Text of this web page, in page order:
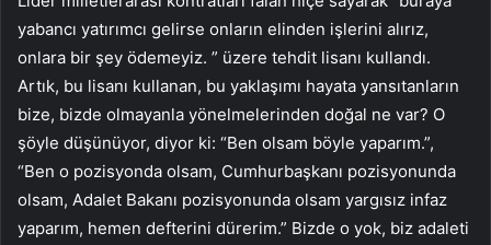
yabancı yatırımcı gelirse onların elinden işlerini alırız,
onlara bir şey ödemeyiz. ” üzere tehdit lisanı kullandı.
Artık, bu lisanı kullanan, bu yaklaşımı hayata yansıtanların
bize, bizde olmayanla yönelmelerinden doğal ne var? O
şöyle düşünüyor, diyor ki: “Ben olsam böyle yaparım.”,
“Ben o pozisyonda olsam, Cumhurbaşkanı pozisyonunda
olsam, Adalet Bakanı pozisyonunda olsam yargısız infaz
yaparım, hemen defterini dürerim.” Bizde o yok, biz adaleti